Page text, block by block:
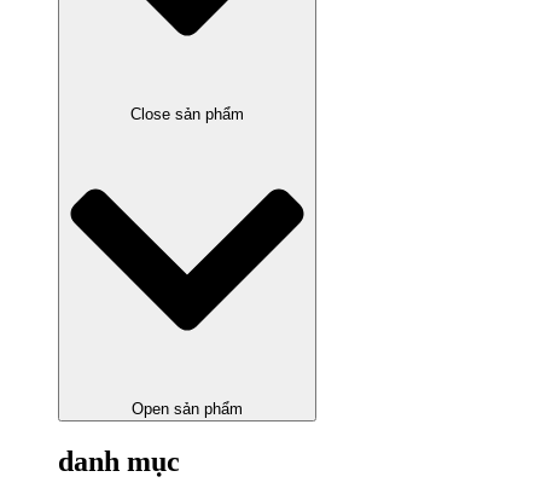
Close sản phẩm
Open sản phẩm
danh mục